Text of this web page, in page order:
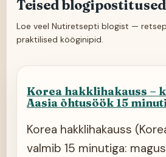
Teised blogipostitused
Loe veel Nutiretsepti blogist —
praktilised kööginipid.
Korea hakklihakauss –
Aasia õhtusöök 15
Korea hakklihakauss
valmib 15 minutiga: